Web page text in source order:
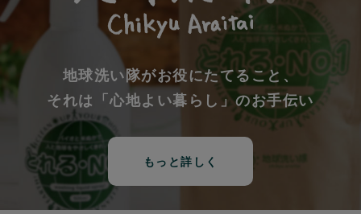
地球洗い隊がお役にたてること、
それは「心地よい暮らし」のお手伝い
もっと詳しく